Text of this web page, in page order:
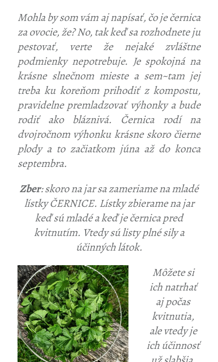
Mohla by som vám aj napísať, čo je černica
za ovocie, že? No, tak keď sa rozhodnete ju
pestovať, verte že nejaké zvláštne
podmienky nepotrebuje. Je spokojná na
krásne slnečnom mieste a sem~tam jej
treba ku koreňom prihodiť z kompostu,
pravidelne premladzovať výhonky a bude
rodiť ako bláznivá. Černica rodí na
dvojročnom výhonku krásne skoro čierne
plody a to začiatkom júna až do konca
septembra.
Zber: skoro na jar sa zameriame na mladé
lístky ČERNICE. Lístky zbierame na jar
keď sú mladé a keď je černica pred
kvitnutím. Vtedy sú listy plné sily a
účinných látok.
Môžete si
ich natrhať
aj počas
kvitnutia,
ale vtedy je
ich účinnosť